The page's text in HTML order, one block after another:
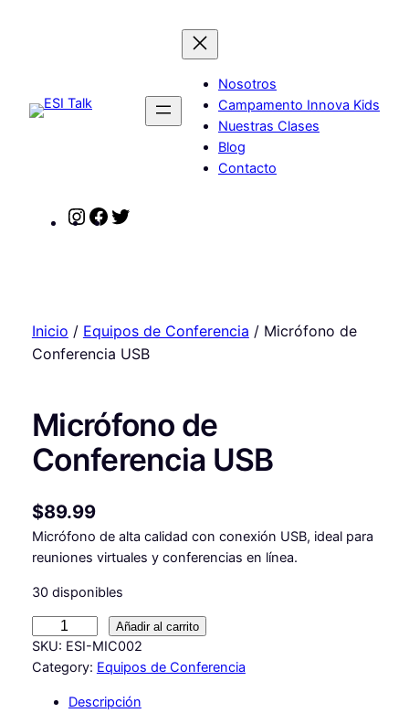
Nosotros
Campamento Innova Kids
Nuestras Clases
Blog
Contacto
Instagram
Facebook
Inicio / Equipos de Conferencia / Micrófono de
Conferencia USB
Micrófono de
Conferencia USB
$89.99
Micrófono de alta calidad con conexión USB, ideal para
reuniones virtuales y conferencias en línea.
30 disponibles
i
c
Añadir al carrito
SKU: ESI-MIC002
Category: Equipos de Conferencia
Descripción